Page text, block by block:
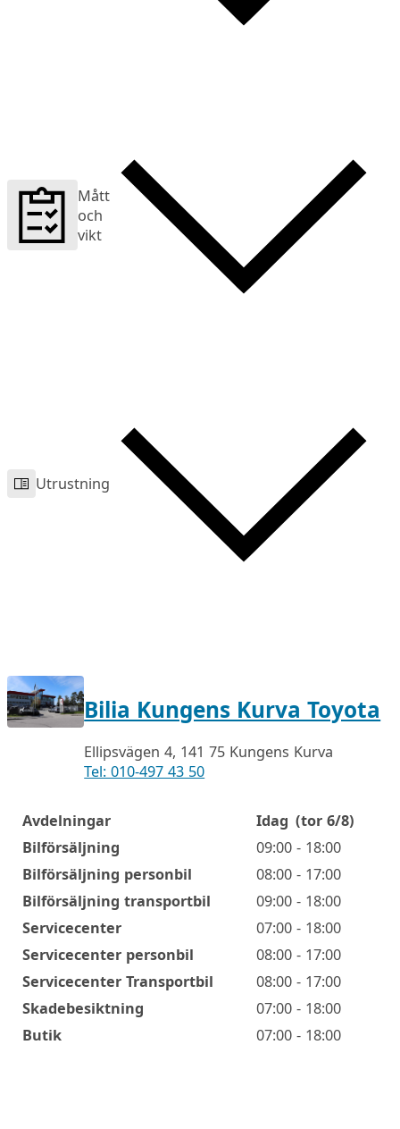
Mått
och
vikt
Utrustning
Bilia Kungens Kurva Toyota
Ellipsvägen 4, 141 75 Kungens Kurva
Tel: 010-497 43 50
Öppettider
Avdelningar Idag (tor 6/8)
Bilförsäljning
09:00 - 18:00
Bilförsäljning personbil
08:00 - 17:00
Bilförsäljning transportbil
09:00 - 18:00
Servicecenter
07:00 - 18:00
Servicecenter personbil
08:00 - 17:00
Servicecenter Transportbil
08:00 - 17:00
Skadebesiktning
07:00 - 18:00
Butik
07:00 - 18:00